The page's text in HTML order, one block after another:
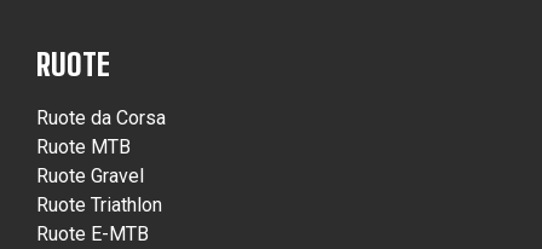
RUOTE
Ruote da Corsa
Ruote MTB
Ruote Gravel
Ruote Triathlon
Ruote E-MTB